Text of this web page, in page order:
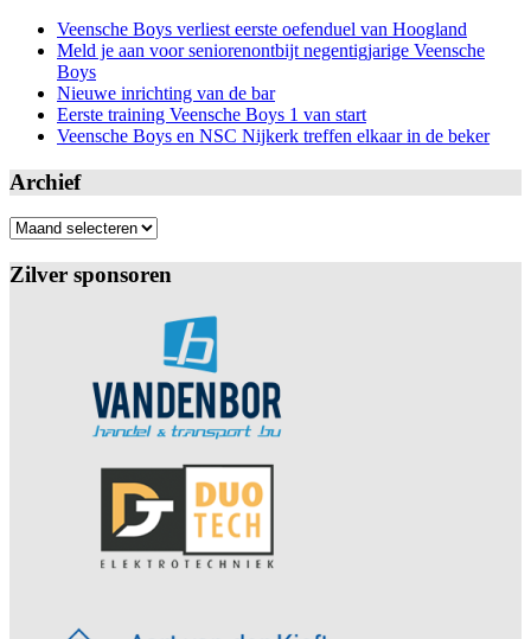
Veensche Boys verliest eerste oefenduel van Hoogland
Meld je aan voor seniorenontbijt negentigjarige Veensche
Boys
Nieuwe inrichting van de bar
Eerste training Veensche Boys 1 van start
Veensche Boys en NSC Nijkerk treffen elkaar in de beker
Archief
Archief
Zilver sponsoren